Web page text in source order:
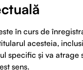
în curs de
acesteia,
specific și va
sens.